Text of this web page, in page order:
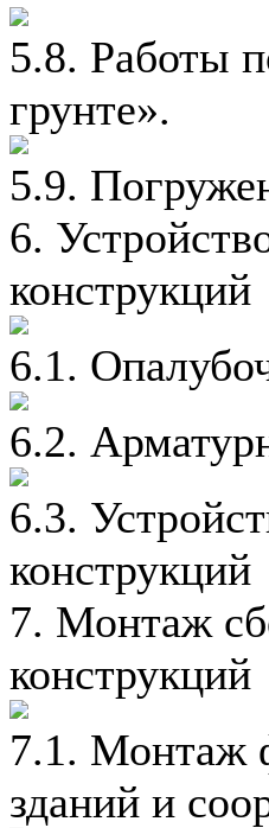
5.8. Работы
грунте».
5.9.
6.
конструкций
6.1.
6.2.
6.3.
конструкций
7. Монтаж
конструкций
7.1. Монтаж
зданий и